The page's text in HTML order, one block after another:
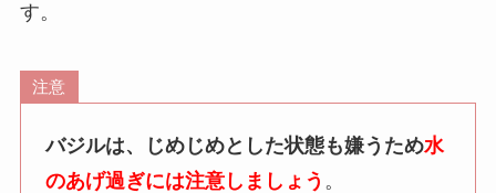
す。
注意
バジルは、じめじめとした状態も嫌うため水
のあげ過ぎには注意しましょう 。